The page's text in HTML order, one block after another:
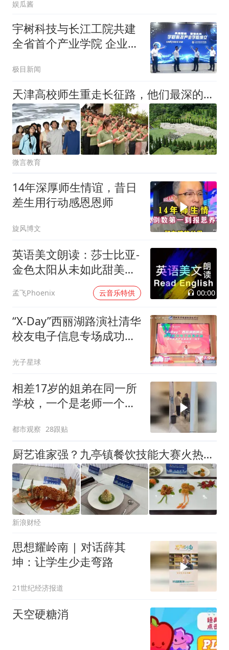
娱瓜酱
宇树科技与长江工院共建
全省首个产业学院 企业负
极目新闻
天津高校师生重走长征路，他们最深的感悟是
微言教育
14年深厚师生情谊，昔日
差生用行动感恩恩师
旋风博文
英语美文朗读：莎士比亚-
金色太阳从未如此甜美吻
孟飞Phoenix 云音乐特供 00:00
“X-Day”西丽湖路演社清华
校友电子信息专场成功举
光子星球
相差17岁的姐弟在同一所
学校，一个是老师一个是
服气
都市观察 28跟贴
厨艺谁家强？九亭镇餐饮技能大赛火热开赛
新浪财经
思想耀岭南 | 对话薛其
坤：让学生少走弯路
21世纪经济报道
天空硬糖消